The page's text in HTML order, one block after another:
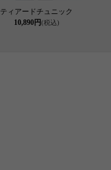
ティアードチュニック
10,890円(税込)